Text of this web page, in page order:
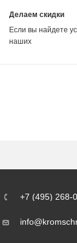
Делаем скидки
Если вы найдете
наших
+7 (495) 268-